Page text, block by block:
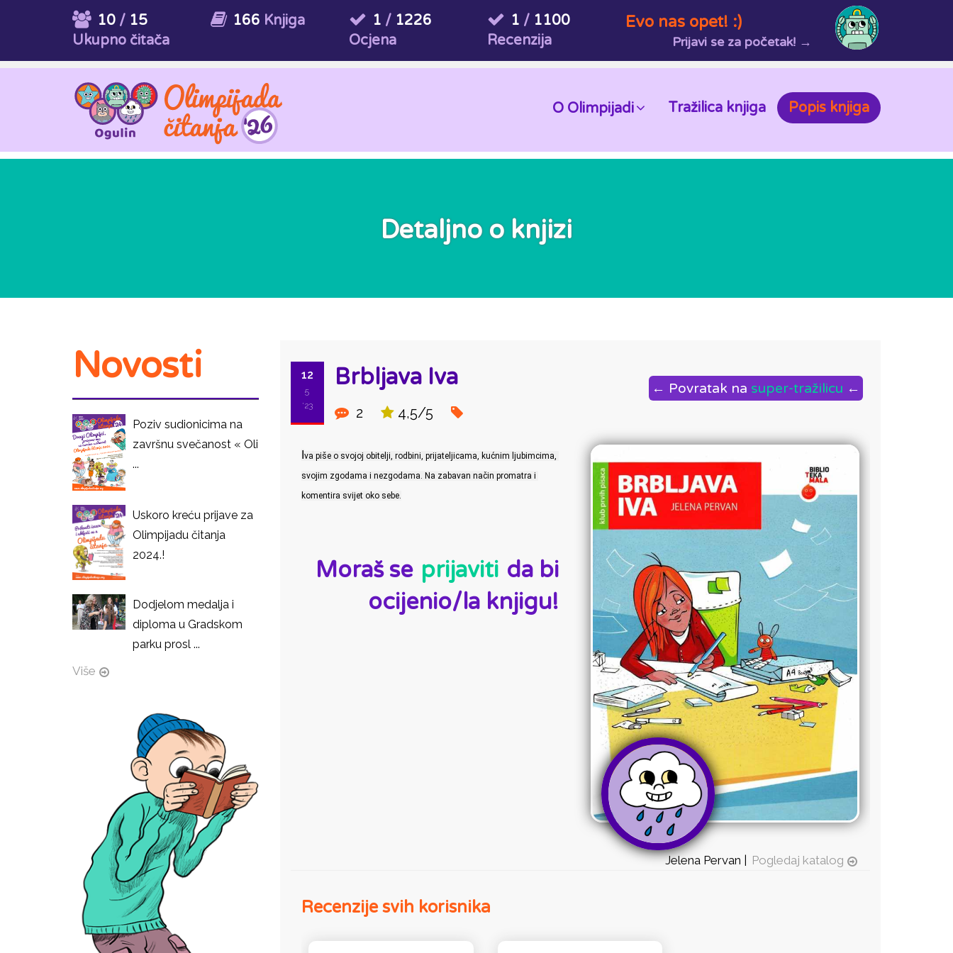
10/ 15
Ukupno čitača
166 Knjiga 1 / 1226
Ocjena
1 / 1100
Recenzija
Evo nas opet! :)
Prijavi se za početak! →
O Olimpijadi Tražilica knjiga Popis knjiga
Detaljno o knjizi
12
5
'23
Brbljava Iva
2 4,5/5
← Povratak na super-tražilicu ←
va piše o svojoj obitelji, rodbini, prijateljicama, kućnim ljubimcima,
svojim zgodama i nezgodama. Na zabavan način promatra i
komentira svijet oko sebe.
Moraš se prijaviti da bi
ocijenio/la knjigu!
Jelena Pervan | Pogledaj katalog
Recenzije svih korisnika
Novosti
Poziv sudionicima na
završnu svečanost « Oli
...
Uskoro kreću prijave za
Olimpijadu čitanja
2024.!
Dodjelom medalja i
diploma u Gradskom
parku prosl ...
Više